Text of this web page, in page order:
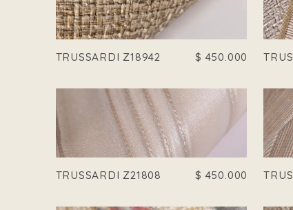
TRUSSARDI Z18942 $ 450.000
TRUSSARDI Z21808 $ 450.000